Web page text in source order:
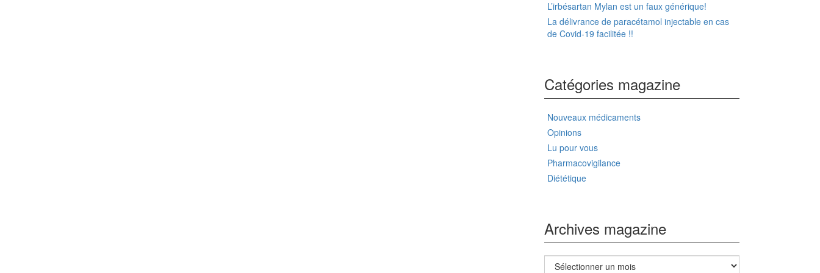
L’irbésartan Mylan est un faux générique!
La délivrance de paracétamol injectable en cas
de Covid-19 facilitée !!
Catégories magazine
Nouveaux médicaments
Opinions
Lu pour vous
Pharmacovigilance
Diététique
Archives magazine
Archives